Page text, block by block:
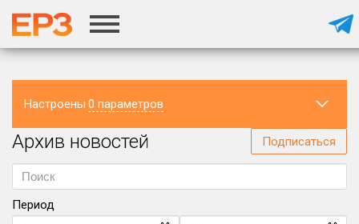
Настроены 0 параметров
Регион
Архив новостей Подписаться
Период